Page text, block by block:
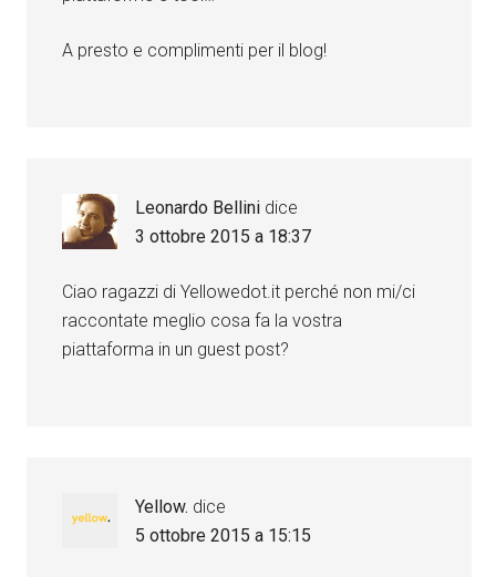
A presto e complimenti per il blog!
Leonardo Bellini dice
3 ottobre 2015 a 18:37
Ciao ragazzi di Yellowedot.it perché non mi/ci
raccontate meglio cosa fa la vostra
piattaforma in un guest post?
Yellow. dice
5 ottobre 2015 a 15:15